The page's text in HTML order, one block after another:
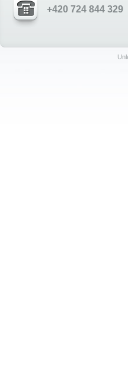
+420 724 844 329